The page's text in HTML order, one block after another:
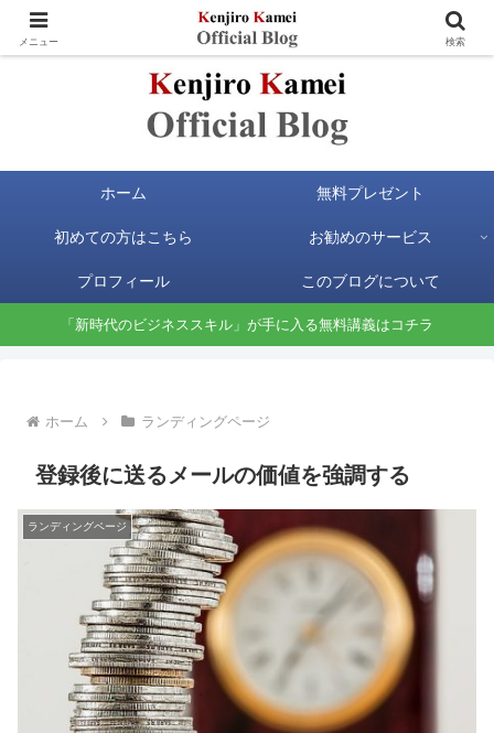
お金と時間の自由が手に入る新時代のビジネススキルを身に付けよう
ホーム 無料プレゼント
初めての方はこちら お勧めのサービス
プロフィール このブログについて
「新時代のビジネススキル」が手に入る無料講義はコチラ
ホーム ランディングページ
登録後に送るメールの価値を強調する
ランディングページ
メニュー 検索